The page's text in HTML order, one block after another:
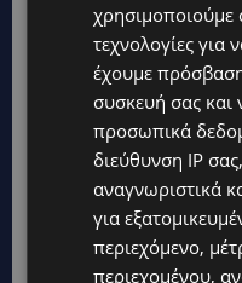
UPDATES
ΛΕΩΦΟΡΟΣ
παράπονα των
σχεδιασμός;»
χρησιμοποιούμε
τεχνολογίες για
έχουμε
συσκευή σας και
προσωπικά
διεύθυνση IP
αναγνωριστικά
για
περιεχόμενο,
περιεχομένου,